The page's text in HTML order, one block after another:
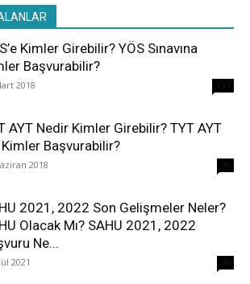
Kimler Girebilir? YÖS Sınavına
Başvurabilir?
2018
AYT Nedir Kimler Girebilir? TYT AYT
Kimler Başvurabilir?
2018
2021, 2022 Son Gelişmeler Neler?
Olacak Mı? SAHU 2021, 2022
Ne...
2021